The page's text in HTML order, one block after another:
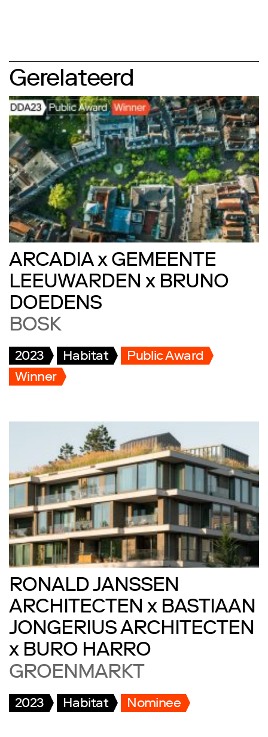
Gerelateerd
ARCADIA x GEMEENTE
LEEUWARDEN x BRUNO
DOEDENS
BOSK
2023 Habitat
Public Award
Winner
RONALD JANSSEN
ARCHITECTEN x BASTIAAN
JONGERIUS ARCHITECTEN
x BURO HARRO
GROENMARKT
2023 Habitat Nominee